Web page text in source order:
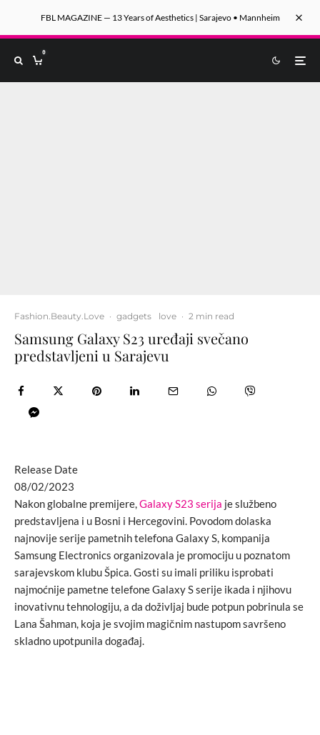
FBL MAGAZINE — 13 Years of Aesthetics | Sarajevo • Mannheim
0
Fashion.Beauty.Love · gadgets love · 2 min read
Samsung Galaxy S23 uređaji svečano
predstavljeni u Sarajevu
Release Date
08/02/2023
Nakon globalne premijere,Galaxy S23 serija je službeno
predstavljena i u Bosni i Hercegovini. Povodom dolaska
najnovije serije pametnih telefona Galaxy S, kompanija
Samsung Electronics organizovala je promociju u poznatom
sarajevskom klubu Špica. Gosti su imali priliku isprobati
najmoćnije pametne telefone Galaxy S serije ikada i njihovu
inovativnu tehnologiju, a da doživljaj bude potpun pobrinula se
Lana Šahman, koja je svojim magičnim nastupom savršeno
skladno upotpunila događaj.